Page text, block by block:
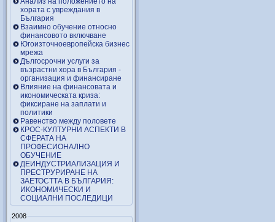
хората с увреждания в
България
Взаимно обучение относно
финансовото включване
Югоизточноевропейска бизнес
мрежа
Дългосрочни услуги за
възрастни хора в България -
организация и финансиране
Влияние на финансовата и
икономическата криза:
фиксиране на заплати и
политики
Равенство между половете
КРОС-КУЛТУРНИ АСПЕКТИ В
СФЕРАТА НА
ПРОФЕСИОНАЛНО
ОБУЧЕНИЕ
ДЕИНДУСТРИАЛИЗАЦИЯ И
ПРЕСТРУРИРАНЕ НА
ЗАЕТОСТТА В БЪЛГАРИЯ:
ИКОНОМИЧЕСКИ И
СОЦИАЛНИ ПОСЛЕДИЦИ
2008